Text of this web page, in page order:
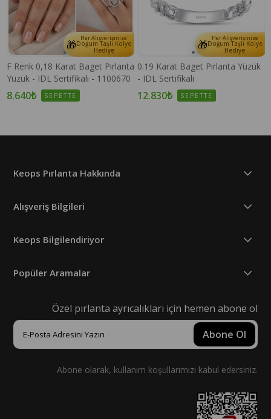
🎁 Her Alışverişinize
Doğum Taşlı Kolye
Hediye
F Renk 0,18 Karat Baget Pırlanta
Yüzük - IDL Sertifikalı - 1100670
8.640₺ SEPETTE
🎁 Her Alışverişinize
Doğum Taşlı Kolye
Hediye
0.19 Karat Baget Pırlanta Yüzük
- IDL Sertifikalı
12.830₺ SEPETTE
Keops Pırlanta Hakkında
Alışveriş Bilgileri
Keops Bilgilendiriyor
Popüler Aramalar
Özel pırlanta ayrıcalıkları için hemen abone ol
Abone Ol
Abone olarak, kullanım koşullarımızı kabul edersiniz.